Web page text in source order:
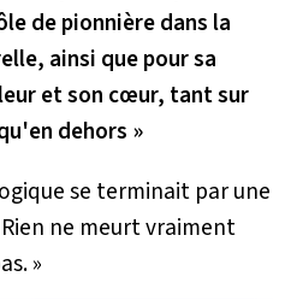
de pionnière dans la
ainsi que pour sa
et son cœur, tant sur
dehors »
se terminait par une
Rien ne meurt vraiment
»